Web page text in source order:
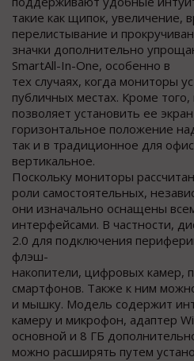
такие как щипок, увеличение,
перелистывание и
значки дополнительно
SmartAll-In-One, особенно в
тех случаях, когда мониторы
публичных местах. Кроме
позволяет установить ее
горизонтальное положение
так и в традиционное для
вертикальное.
Поскольку мониторы
роли самостоятельных,
они изначально оснащены
интерфейсами. В частности,
2.0 для подключения
флэш-
накопители, цифровых камер,
смартфонов. Также к ним
и мышку. Модель содержит
камеру и микрофон, адаптер
основной и 8 ГБ
можно расширять путем